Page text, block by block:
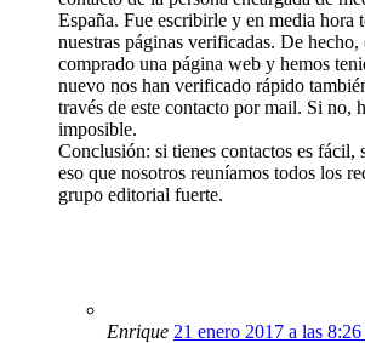
España. Fue escribirle y en media hora
nuestras páginas verificadas. De hecho,
comprado una página web y hemos
nuevo nos han verificado rápido
través de este contacto por mail. Si no,
imposible.
Conclusión: si tienes contactos es fácil,
eso que nosotros reuníamos todos los
grupo editorial fuerte.
Enrique 21 enero 2017 a las